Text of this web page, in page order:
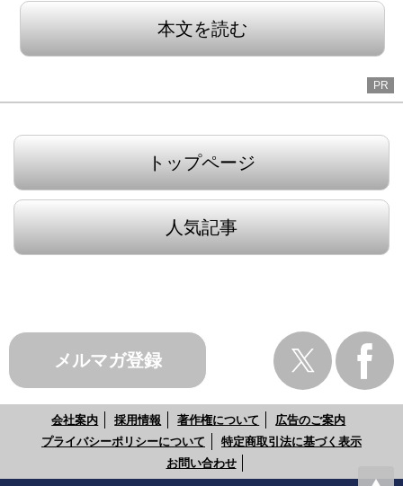
本文を読む
PR
トップページ
人気記事
メルマガ登録
会社案内 採用情報 著作権について
広告のご案内
プライバシーポリシーについて
特定商取引法に基づく表示
お問い合わせ